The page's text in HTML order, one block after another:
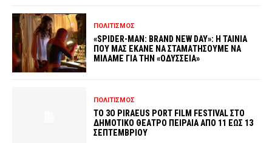
ΠΟΛΙΤΙΣΜΟΣ
«SPIDER-MAN: BRAND NEW DAY»: Η ΤΑΙΝΙΑ
ΠΟΥ ΜΑΣ ΕΚΑΝΕ ΝΑ ΣΤΑΜΑΤΗΣΟΥΜΕ ΝΑ
ΜΙΛΑΜΕ ΓΙΑ ΤΗΝ «ΟΔΥΣΣΕΙΑ»
ΠΟΛΙΤΙΣΜΟΣ
ΤΟ 3O PIRAEUS PORT FILM FESTIVAL ΣΤΟ
ΔΗΜΟΤΙΚΟ ΘΕΑΤΡΟ ΠΕΙΡΑΙΑ ΑΠΟ 11 ΕΩΣ 13
ΣΕΠΤΕΜΒΡΙΟΥ